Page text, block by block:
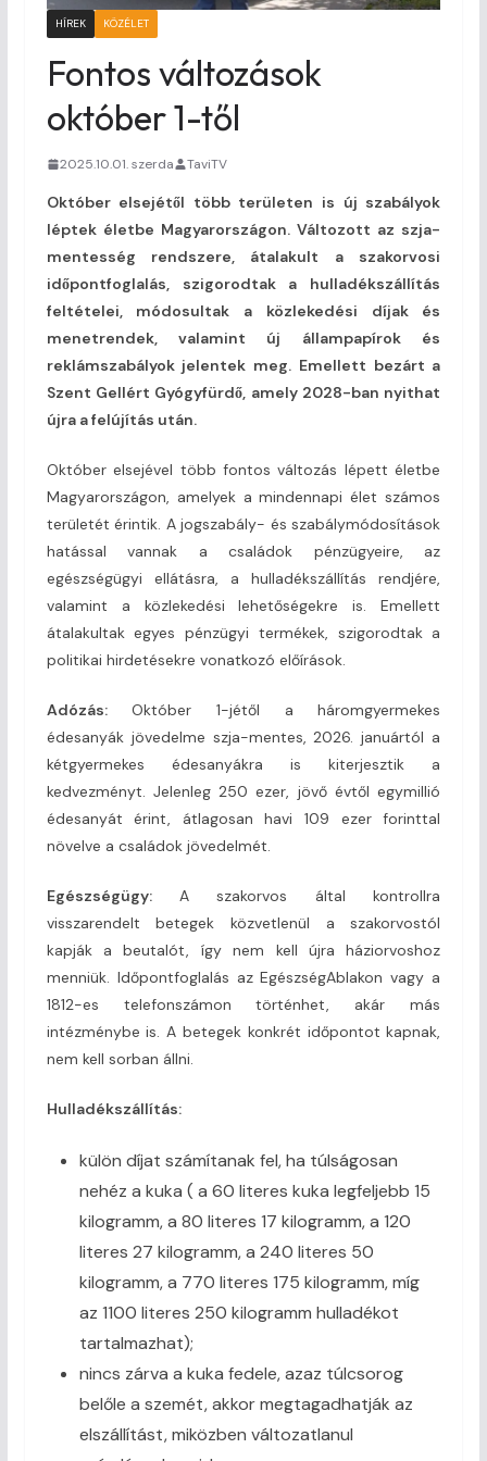
HÍREK KÖZÉLET
Fontos változások
október 1-től
2025.10.01. szerda TaviTV
Október elsejétől több területen is új szabályok
léptek életbe Magyarországon. Változott az szja-
mentesség rendszere, átalakult a szakorvosi
időpontfoglalás, szigorodtak a hulladékszállítás
feltételei, módosultak a közlekedési díjak és
menetrendek, valamint új állampapírok és
reklámszabályok jelentek meg. Emellett bezárt a
Szent Gellért Gyógyfürdő, amely 2028-ban nyithat
újra a felújítás után.
Október elsejével több fontos változás lépett életbe
Magyarországon, amelyek a mindennapi élet számos
területét érintik. A jogszabály- és szabálymódosítások
hatással vannak a családok pénzügyeire, az
egészségügyi ellátásra, a hulladékszállítás rendjére,
valamint a közlekedési lehetőségekre is. Emellett
átalakultak egyes pénzügyi termékek, szigorodtak a
politikai hirdetésekre vonatkozó előírások.
Adózás:Október 1-jétől a háromgyermekes
édesanyák jövedelme szja-mentes, 2026. januártól a
kétgyermekes édesanyákra is kiterjesztik a
kedvezményt. Jelenleg 250 ezer, jövő évtől egymillió
édesanyát érint, átlagosan havi 109 ezer forinttal
növelve a családok jövedelmét.
Egészségügy:A szakorvos által kontrollra
visszarendelt betegek közvetlenül a szakorvostól
kapják a beutalót, így nem kell újra háziorvoshoz
menniük. Időpontfoglalás az EgészségAblakon vagy a
1812-es telefonszámon történhet, akár más
intézménybe is. A betegek konkrét időpontot kapnak,
nem kell sorban állni.
Hulladékszállítás:
külön díjat számítanak fel, ha túlságosan
nehéz a kuka ( a 60 literes kuka legfeljebb 15
kilogramm, a 80 literes 17 kilogramm, a 120
literes 27 kilogramm, a 240 literes 50
kilogramm, a 770 literes 175 kilogramm, míg
az 1100 literes 250 kilogramm hulladékot
tartalmazhat);
nincs zárva a kuka fedele, azaz túlcsorog
belőle a szemét, akkor megtagadhatják az
elszállítást, miközben változatlanul